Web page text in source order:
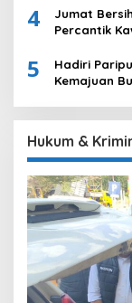
4
Jumat
Percantik
5
Hadiri
Kemajuan
Hukum &